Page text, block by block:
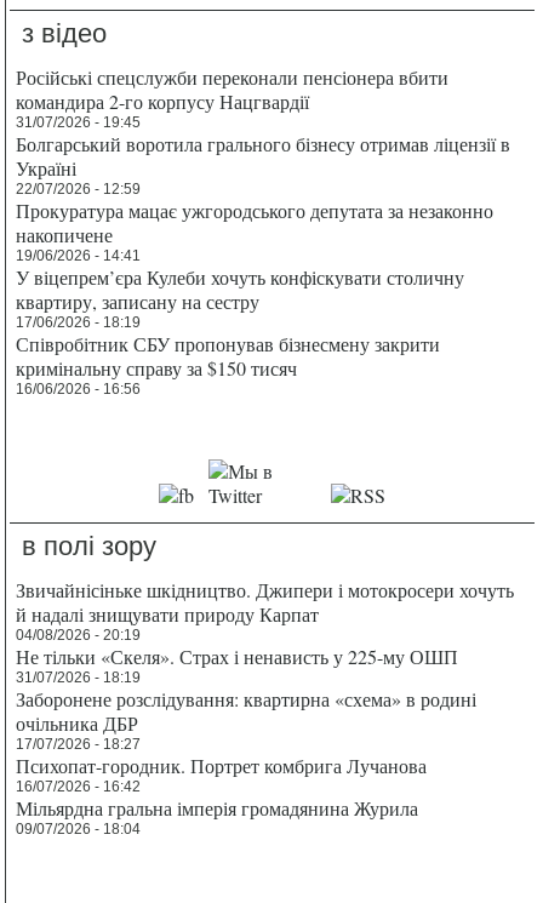
з відео
Російські спецслужби переконали пенсіонера вбити
командира 2-го корпусу Нацгвардії
31/07/2026 - 19:45
Болгарський воротила грального бізнесу отримав ліцензії в
Україні
22/07/2026 - 12:59
Прокуратура мацає ужгородського депутата за незаконно
накопичене
19/06/2026 - 14:41
У віцепрем’єра Кулеби хочуть конфіскувати столичну
квартиру, записану на сестру
17/06/2026 - 18:19
Співробітник СБУ пропонував бізнесмену закрити
кримінальну справу за $150 тисяч
16/06/2026 - 16:56
в полі зору
Звичайнісіньке шкідництво. Джипери і мотокросери хочуть
й надалі знищувати природу Карпат
04/08/2026 - 20:19
Не тільки «Скеля». Страх і ненависть у 225-му ОШП
31/07/2026 - 18:19
Заборонене розслідування: квартирна «схема» в родині
очільника ДБР
17/07/2026 - 18:27
Психопат-городник. Портрет комбрига Лучанова
16/07/2026 - 16:42
Мільярдна гральна імперія громадянина Журила
09/07/2026 - 18:04